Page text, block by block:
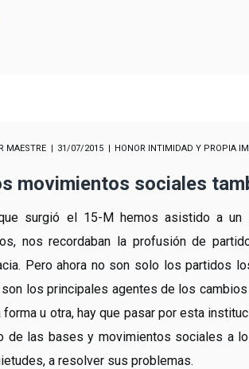
MAESTRE 31/07/2015 HONOR INTIMIDAD Y PROPIA
movimientos sociales
surgió el 15-M hemos asistido a un
nos recordaban la profusión de
Pero ahora no son solo los partidos
los principales agentes de los
forma u otra, hay que pasar por esta
de las bases y movimientos sociales a
a resolver sus problemas.